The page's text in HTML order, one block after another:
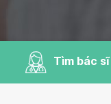
Tìm bác sĩ